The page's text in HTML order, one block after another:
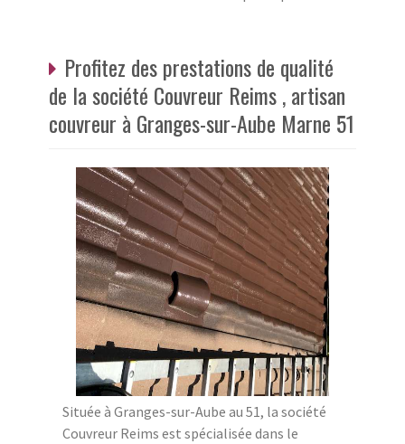
Profitez des prestations de qualité
de la société Couvreur Reims , artisan
couvreur à Granges-sur-Aube Marne 51
Située à Granges-sur-Aube au 51, la société
Couvreur Reims est spécialisée dans le